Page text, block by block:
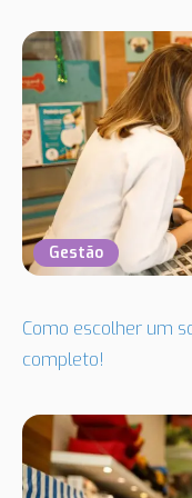
Gestão
Como escolher um
completo!